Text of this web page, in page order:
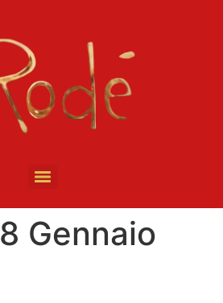
8 Gennaio